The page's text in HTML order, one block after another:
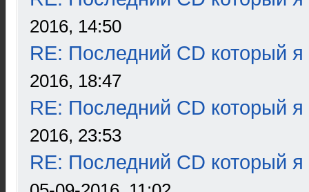
2016, 14:50
RE: Последний CD который я
2016, 18:47
RE: Последний CD который я
2016, 23:53
RE: Последний CD который я